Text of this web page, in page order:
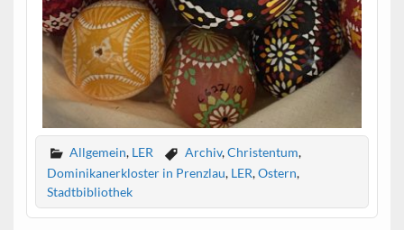
Allgemein, LER Archiv,Christentum,
Dominikanerkloster in Prenzlau, LER,Ostern,
Stadtbibliothek